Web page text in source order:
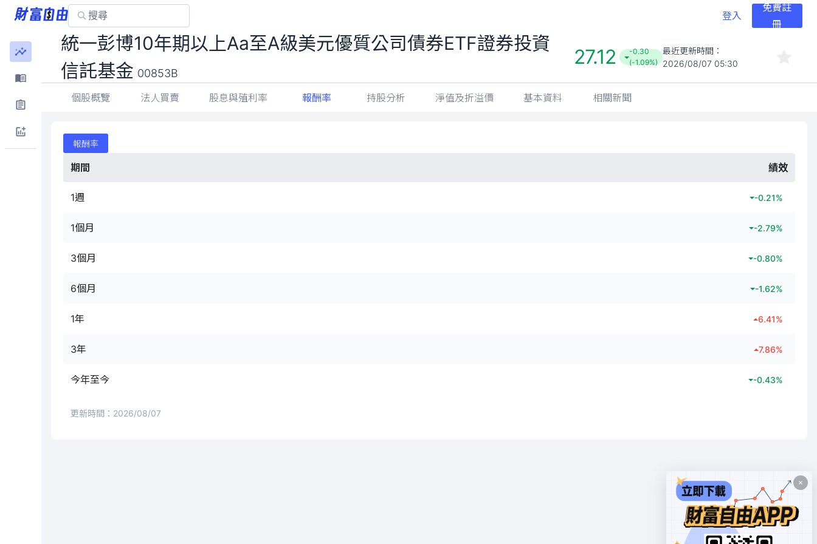
登入
免費註
冊
統一彭博10年期以上Aa至A級美元優質公司債券ETF證券投資
信託基金 00853B
27.12
-0.30
(-1.09%)
最近更新時間：
2026/08/07 05:30
個股概覽 法人買賣 股息與殖利率 報酬率 持股分析 淨值及折溢價 基本資料 相關新聞
報酬率
期間 績效
1週 -0.21%
1個月 -2.79%
3個月 -0.80%
6個月 -1.62%
1年 6.41%
3年 7.86%
今年至今 -0.43%
更新時間： 2026/08/07